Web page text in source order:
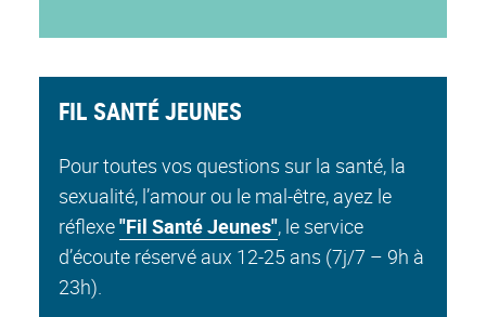
FIL SANTÉ JEUNES
Pour toutes vos questions sur la santé, la
sexualité, l’amour ou le mal-être, ayez le
réflexe"Fil Santé Jeunes", le service
d’écoute réservé aux 12-25 ans (7j/7 – 9h à
23h).